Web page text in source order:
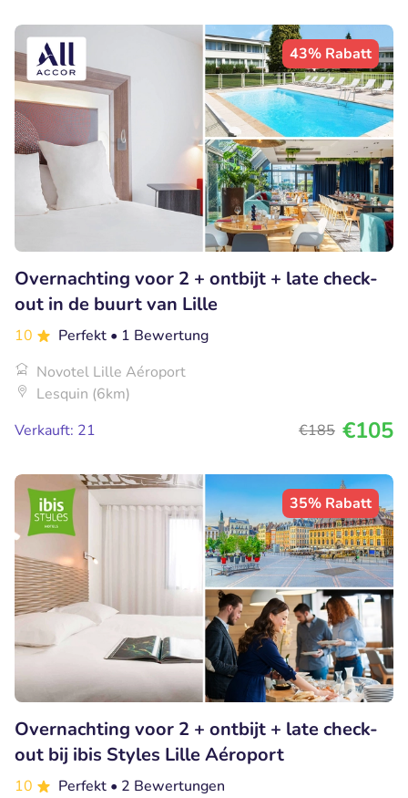
43% Rabatt
Overnachting voor 2 + ontbijt + late check-
out in de buurt van Lille
10 Perfekt • 1 Bewertung
Novotel Lille Aéroport
Lesquin (6km)
Verkauft: 21
€185 €105
35% Rabatt
Overnachting voor 2 + ontbijt + late check-
out bij ibis Styles Lille Aéroport
10 Perfekt • 2 Bewertungen